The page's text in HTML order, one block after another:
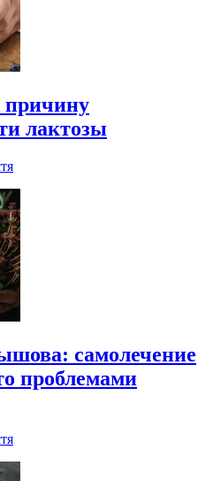
причину
лактозы
самолечение
проблемами